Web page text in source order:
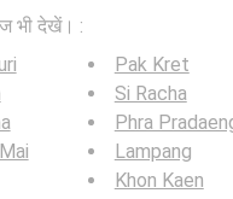
भी देखें। :
Pak Kret
Si Racha
Phra
Lampang
Khon Kaen